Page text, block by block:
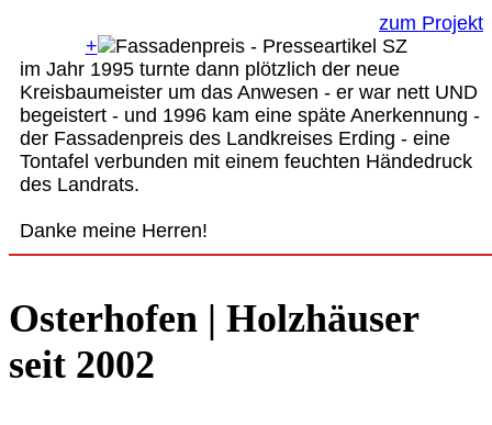
zum Projekt
+
im Jahr 1995 turnte dann plötzlich der neue
Kreisbaumeister um das Anwesen - er war nett UND
begeistert - und 1996 kam eine späte Anerkennung -
der Fassadenpreis des Landkreises Erding - eine
Tontafel verbunden mit einem feuchten Händedruck
des Landrats.
Danke meine Herren!
Osterhofen | Holzhäuser
seit 2002